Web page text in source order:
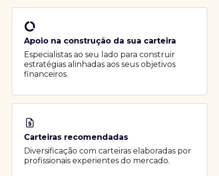
Apoio na construção da sua carteira
Especialistas ao seu lado para construir
estratégias alinhadas aos seus objetivos
financeiros.
Carteiras recomendadas
Diversificação com carteiras elaboradas por
profissionais experientes do mercado.